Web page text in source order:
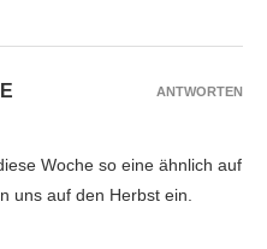
Woche so eine ähnlich auf
uns auf den Herbst ein.
ANTWORTEN